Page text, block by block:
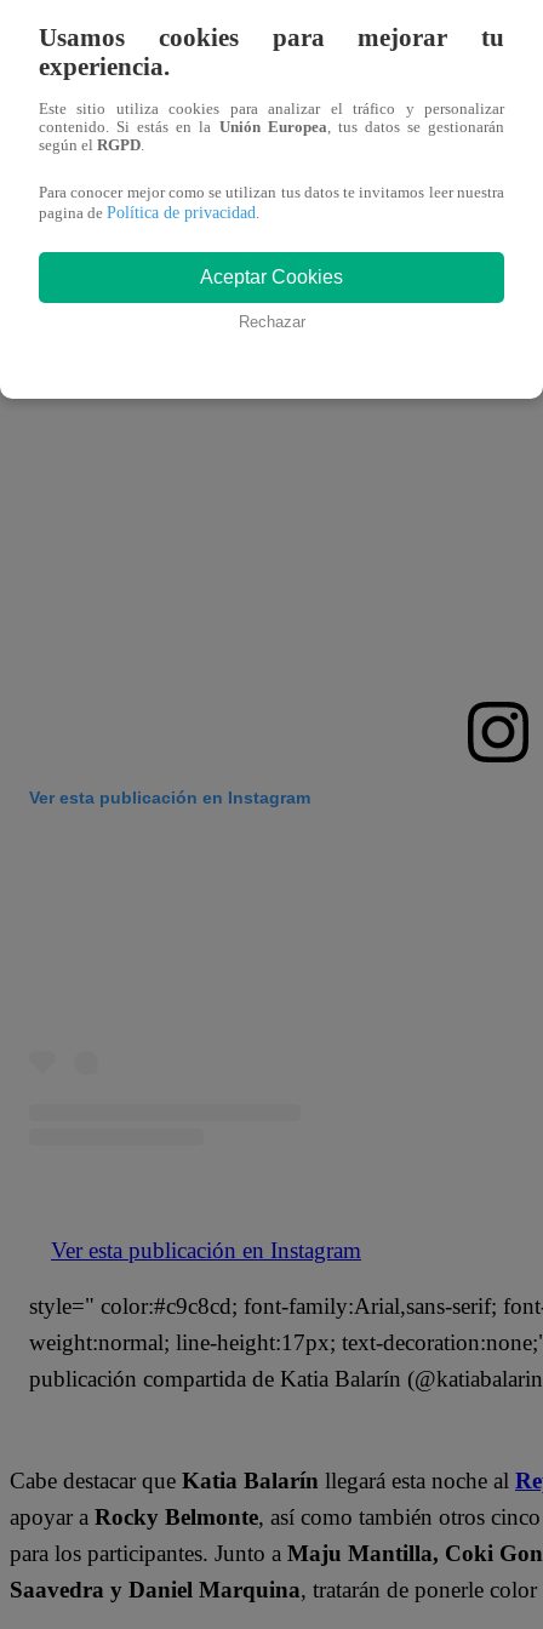
0 rgba(0,0,0,0.5),0 1px 10px 0 rgba(0,0,0,0.15);
padding:0; width:99.375%; width:-webkit-calc(100% -
Ver esta publicación en Instagram
width:100%;" target="_blank" rel="noopener">
Ver esta publicación en Instagram
Ver esta publicación en Instagram
style=" color:#c9c8cd; font-family:Arial,sans-serif;
weight:normal; line-height:17px; text-
publicación compartida de Katia Balarín
Cabe destacar que Katia Balarín llegará esta noche al
apoyar a Rocky Belmonte, así como también otros
para los participantes. Junto a Maju Mantilla, Coki
Saavedra y Daniel Marquina, tratarán de ponerle
Usamos cookies para mejorar tu
experiencia.
Este sitio utiliza cookies para analizar el tráfico y personalizar
contenido. Si estás en la Unión Europea, tus datos se gestionarán
según el RGPD.
Para conocer mejor como se utilizan tus datos te invitamos leer nuestra
pagina de Política de privacidad.
Aceptar Cookies
Rechazar